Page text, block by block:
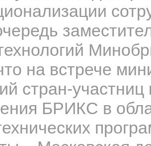
на встрече
стран-участниц
БРИКС в